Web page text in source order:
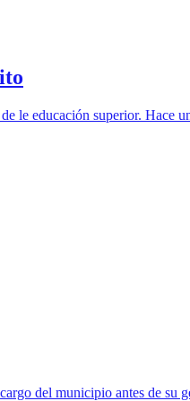
le educación superior. Hace
del municipio antes de su